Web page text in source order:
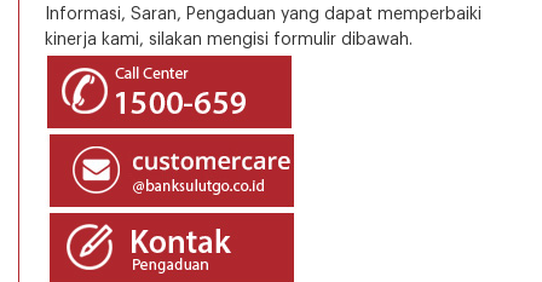
Informasi, Saran, Pengaduan yang dapat memperbaiki
kinerja kami, silakan mengisi formulir dibawah.